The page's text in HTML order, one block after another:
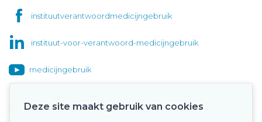
instituutverantwoordmedicijngebruik
instituut-voor-verantwoord-medicijngebruik
medicijngebruik
Deze site maakt gebruik van cookies